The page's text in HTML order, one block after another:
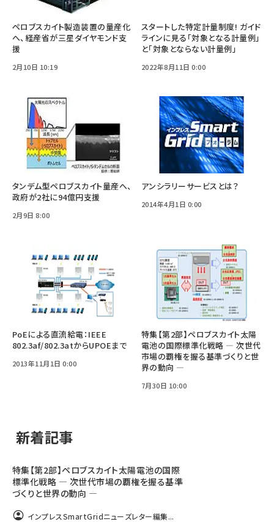
ペロブスカイト製造装置の量産化
へ、経産省が三星ダイヤモンド支
援
2月10日 10:19
スタートした特定計量制度! ガイド
ラインに見る「対象となる計量例」
と「対象とならない計量例」
2022年8月11日 0:00
タンデム型ペロブスカイト量産へ、
政府が2社に94億円支援
2月9日 8:00
アンシラリーサービスとは？
2014年4月1日 0:00
PoEによる直流給電：IEEE
802.3af/802.3atからUPOEまで
2013年11月1日 0:00
特集【第2部】ペロブスカイト太陽
電池の国際標準化戦略 ― 次世代
市場の覇権を握る基準づくりと世
界の動向 ―
7月30日 10:00
新着記事
特集【第2部】ペロブスカイト太陽電池の国際
標準化戦略 ― 次世代市場の覇権を握る基準
づくりと世界の動向 ―
インプレスSmartGridニューズレター編集...